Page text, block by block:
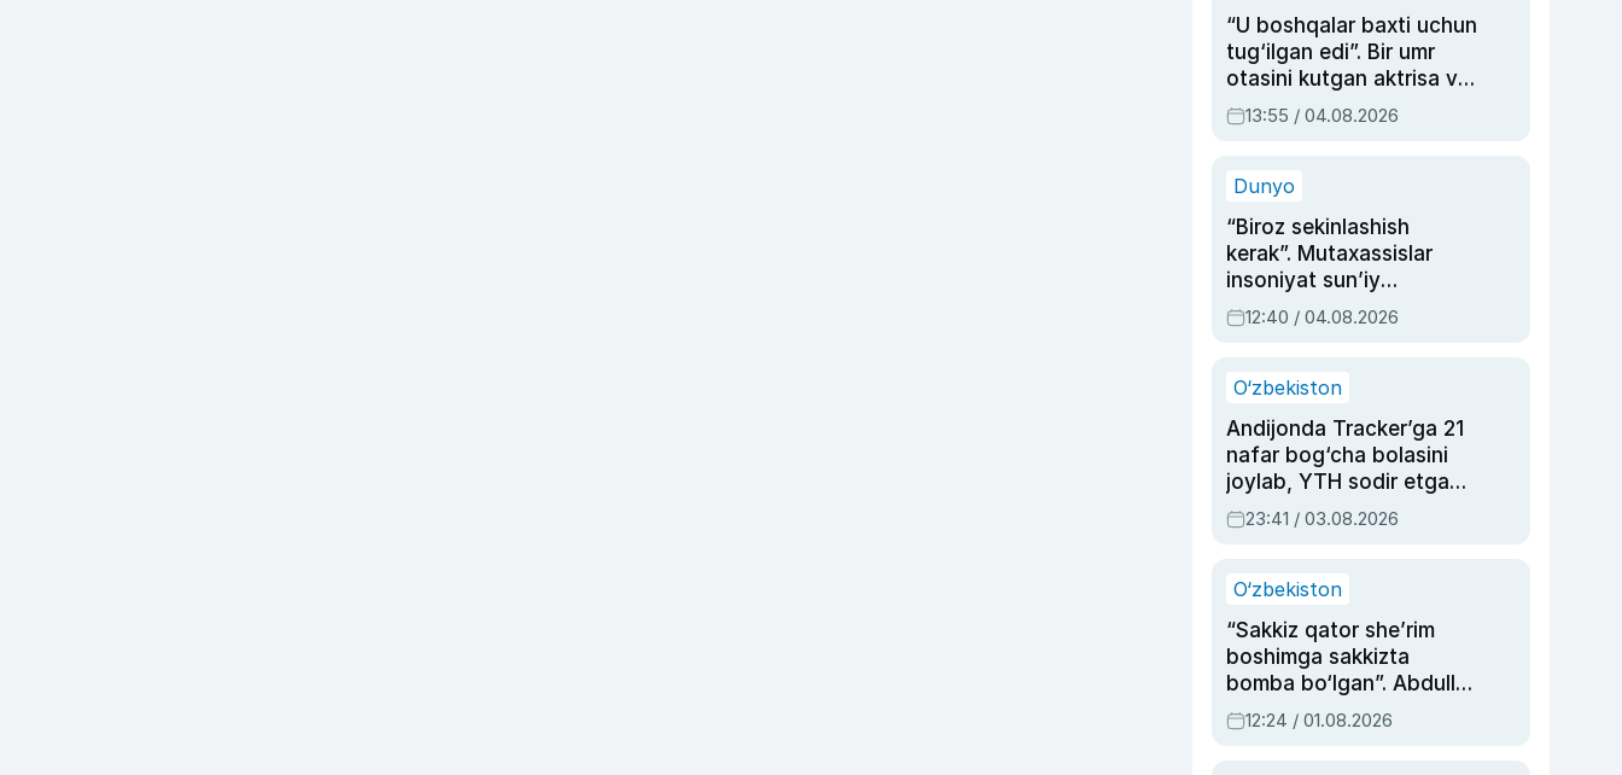
“U boshqalar baxti uchun
tug‘ilgan edi”. Bir umr
otasini kutgan aktrisa va
dublyaj ustasi Rimma
Ahmedovaning
13:55 / 04.08.2026
Dunyo
“Biroz sekinlashish
kerak”. Mutaxassislar
insoniyat sun’iy
intellektni boshqara
olmay qolishidan xavotir
12:40 / 04.08.2026
O‘zbekiston
Andijonda Tracker’ga 21
nafar bog‘cha bolasini
joylab, YTH sodir etgan
ayolga sud hukmi o‘qildi
23:41 / 03.08.2026
O‘zbekiston
“Sakkiz qator she’rim
boshimga sakkizta
bomba bo‘lgan”. Abdulla
Oripovni siyosiy
ayblovlardan asrab
12:24 / 01.08.2026